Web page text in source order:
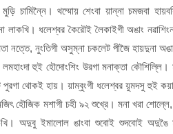
মুড়ি চামিন্নৈ। থম্মোয় শেংবা য়ান্না চমজবা
ধলেশ্বর কৈরৌই লৈকাইগী অঙাং
নত্তে, নুংতিগী অসুম্না চকলেট পীজৈ হায়দুনা
হুই হৌদোংশিং উরগা মনাক্তা
থোকই হায়। য়াম্বুংগী ধলেশ্বর য়ুমদসু হুই
হৌজিক মশাগী চহী ৯২ শুখ্রে। মনা খরা
অদুবু ইমালোল ঙাংবা শুবোই শুদবোই অদুঙৈ